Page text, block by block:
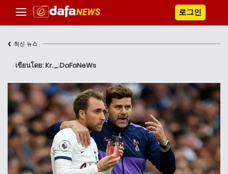
로그인
‹ 최신 뉴스
เขียนโดย: Kr._.DaFaNeWs